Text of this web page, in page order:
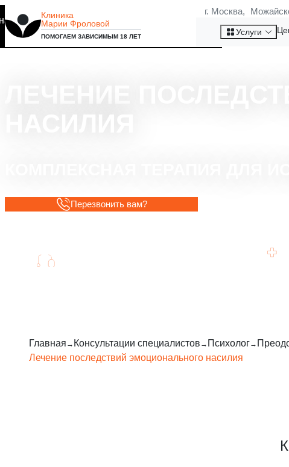
Клиника
Марии Фроловой
ПОМОГАЕМ ЗАВИСИМЫМ 18 ЛЕТ
г. Москва,
Услуги
Перезвонить вам?
Главная Консультации специалистов Психолог
Лечение последствий эмоционального насилия
то, что мы используем